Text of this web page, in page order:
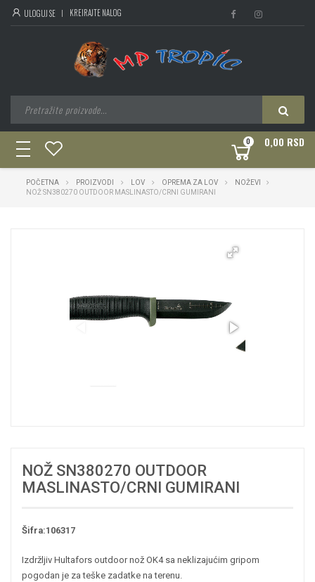
ULOGUJ SE KREIRAJTE NALOG
toggle
navigation
0 0,00 RSD
POČETNA PROIZVODI LOV OPREMA ZA LOV
NOŽEVI
NOŽ SN380270 OUTDOOR MASLINASTO/CRNI GUMIRANI
NOŽ SN380270 OUTDOOR
MASLINASTO/CRNI GUMIRANI
Šifra:106317
Izdržljiv Hultafors outdoor nož OK4 sa neklizajućim gripom
pogodan je za teške zadatke na terenu.